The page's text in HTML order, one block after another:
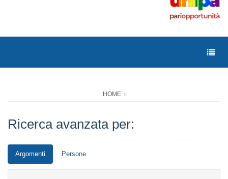
HOME
Ricerca avanzata per:
Argomenti Persone